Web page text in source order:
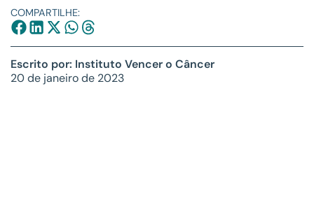
COMPARTILHE:
Escrito por: Instituto Vencer o Câncer
20 de janeiro de 2023